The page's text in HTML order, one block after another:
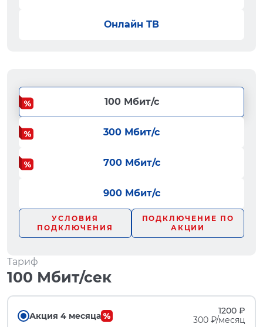
Онлайн ТВ
100 Мбит/с
300 Мбит/с
700 Мбит/с
900 Мбит/с
УСЛОВИЯ
ПОДКЛЮЧЕНИЯ
ПОДКЛЮЧЕНИЕ ПО
АКЦИИ
Тариф
100 Мбит/сек
Акция 4 месяца
1200 ₽
300 ₽/месяц